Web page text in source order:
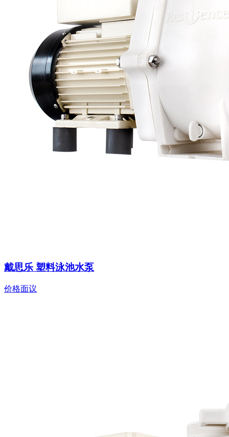
戴思乐 塑料泳池水泵
价格面议